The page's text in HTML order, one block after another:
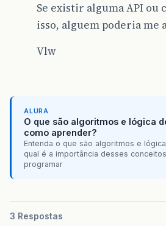
Se existir alguma API ou
isso, alguem poderia me
Vlw
ALURA
O que são algoritmos e lógica
como aprender?
Entenda o que são algoritmos e
qual é a importância desses
programar
3 Respostas